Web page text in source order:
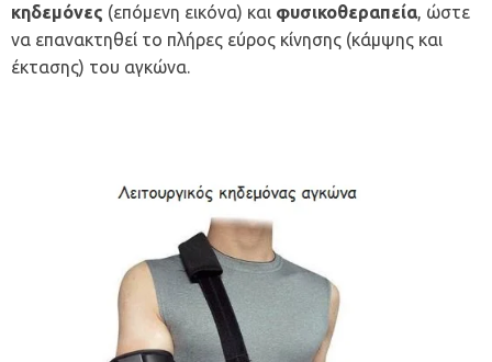
κηδεμόνες (επόμενη εικόνα) και φυσικοθεραπεία, ώστε
να επανακτηθεί το πλήρες εύρος κίνησης (κάμψης και
έκτασης) του αγκώνα.